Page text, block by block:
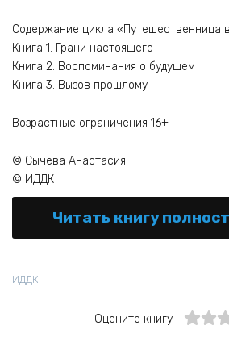
Содержание цикла «Путешественница
Книга 1. Грани настоящего
Книга 2. Воспоминания о будущем
Книга 3. Вызов прошлому
Возрастные ограничения 16+
© Сычёва Анастасия
© ИДДК
Читать книгу
ИДДК
Оцените книгу